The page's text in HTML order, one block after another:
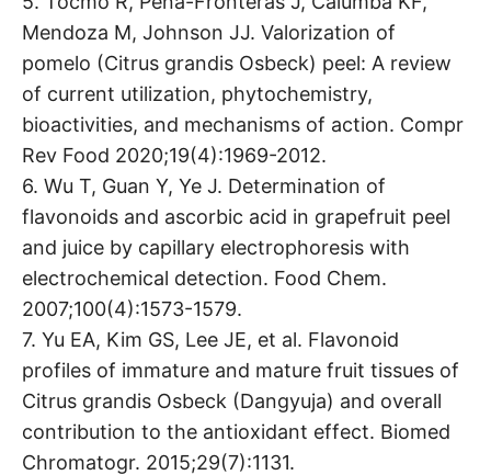
Mendoza M, Johnson JJ. Valorization of
pomelo (Citrus grandis Osbeck) peel: A review
of current utilization, phytochemistry,
bioactivities, and mechanisms of action. Compr
Rev Food 2020;19(4):1969-2012.
6. Wu T, Guan Y, Ye J. Determination of
flavonoids and ascorbic acid in grapefruit peel
and juice by capillary electrophoresis with
electrochemical detection. Food Chem.
2007;100(4):1573-1579.
7. Yu EA, Kim GS, Lee JE, et al. Flavonoid
profiles of immature and mature fruit tissues of
Citrus grandis Osbeck (Dangyuja) and overall
contribution to the antioxidant effect. Biomed
Chromatogr. 2015;29(7):1131.